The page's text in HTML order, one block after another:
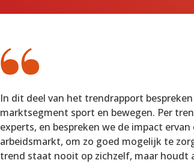
In dit deel van het trendrapport
marktsegment sport en bewegen. Per
experts, en bespreken we de impact
arbeidsmarkt, om zo goed mogelijk te
trend staat nooit op zichzelf, maar